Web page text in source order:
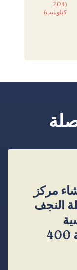
(204
كيلوبايت)
عام 2023، إنشاء مركز
النجف
لمتعاطي المخدرات، بسعة 400